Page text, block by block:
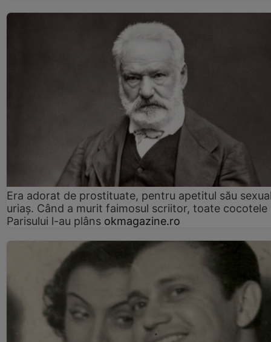
Era adorat de prostituate, pentru apetitul său
uriaș. Când a murit faimosul scriitor, toate cocotele
Parisului l-au plâns okmagazine.ro